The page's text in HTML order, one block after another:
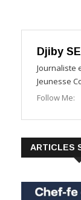
Djiby
Journaliste
Jeunesse
Follow Me:
ARTICLES